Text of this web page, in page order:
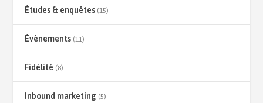
Études & enquêtes (15)
Évènements (11)
Fidélité (8)
Inbound marketing (5)